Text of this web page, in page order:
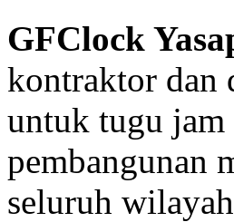
GFClock
kontraktor dan
untuk tugu jam
pembangunan
seluruh